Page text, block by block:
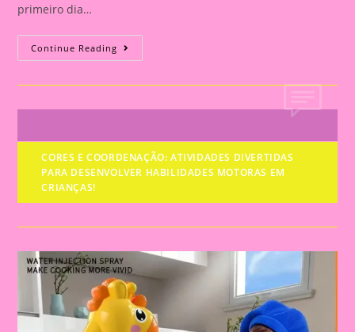
primeiro dia…
Continue Reading HISTÓRIA
INFANTIL:
MOCHILA
PRIMEIRO
DIA
DE
CORES E COORDENAÇÃO: ATIVIDADES DIVERTIDAS
PARA DESENVOLVER HABILIDADES MOTORAS EM
CRIANÇAS!